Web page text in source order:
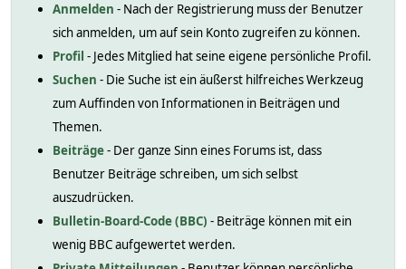
Anmelden - Nach der Registrierung muss der Benutzer
sich anmelden, um auf sein Konto zugreifen zu können.
Profil - Jedes Mitglied hat seine eigene persönliche Profil.
Suchen - Die Suche ist ein äußerst hilfreiches Werkzeug
zum Auffinden von Informationen in Beiträgen und
Themen.
Beiträge- Der ganze Sinn eines Forums ist, dass
Benutzer Beiträge schreiben, um sich selbst
auszudrücken.
Bulletin-Board-Code (BBC) - Beiträge können mit ein
wenig BBC aufgewertet werden.